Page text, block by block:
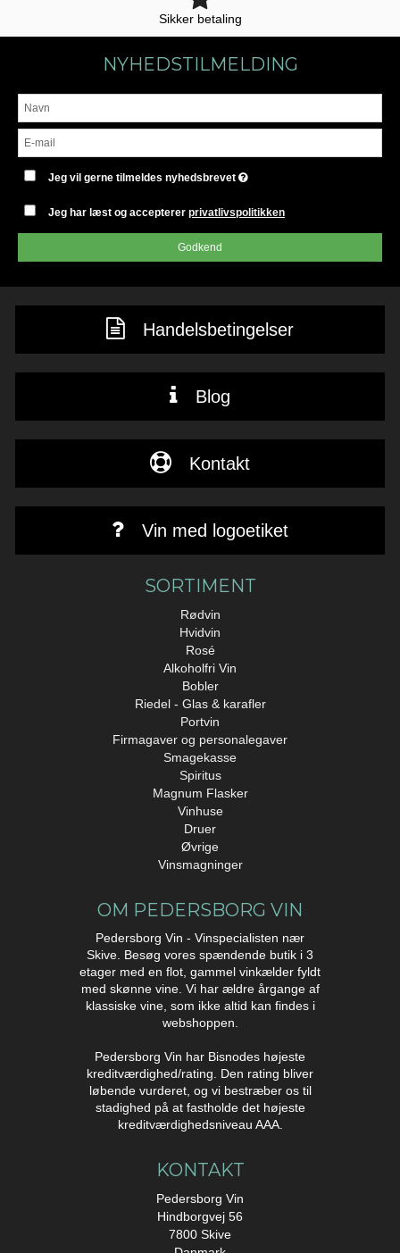
Sikker betaling
NYHEDSTILMELDING
Jeg vil gerne tilmeldes nyhedsbrevet
Jeg har læst og acceptererprivatlivspolitikken
Godkend
Handelsbetingelser
Blog
Kontakt
Vin med logoetiket
SORTIMENT
Rødvin
Hvidvin
Rosé
Alkoholfri Vin
Bobler
Riedel - Glas & karafler
Portvin
Firmagaver og personalegaver
Smagekasse
Spiritus
Magnum Flasker
Vinhuse
Druer
Øvrige
Vinsmagninger
OM PEDERSBORG VIN
Pedersborg Vin - Vinspecialisten nær
Skive. Besøg vores spændende butik i 3
etager med en flot, gammel vinkælder fyldt
med skønne vine. Vi har ældre årgange af
klassiske vine, som ikke altid kan findes i
webshoppen.
Pedersborg Vin har Bisnodes højeste
kreditværdighed/rating. Den rating bliver
løbende vurderet, og vi bestræber os til
stadighed på at fastholde det højeste
kreditværdighedsniveau AAA.
KONTAKT
Pedersborg Vin
Hindborgvej 56
7800 Skive